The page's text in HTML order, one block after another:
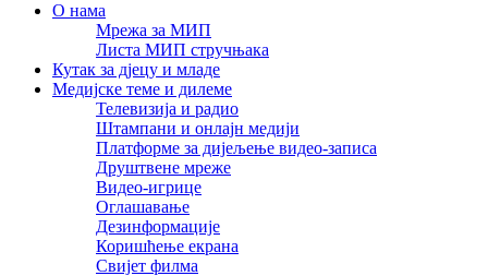
О нама
Мрежа за МИП
Листа МИП стручњака
Кутак за дјецу и младе
Медијске теме и дилеме
Телевизија и радио
Штампани и онлајн медији
Платформе за дијељење видео-записа
Друштвене мреже
Видео-игрице
Оглашавање
Дезинформације
Коришћење екрана
Свијет филма